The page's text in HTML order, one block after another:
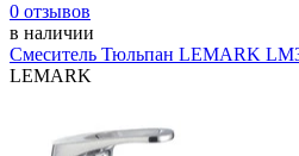
0 отзывов
в наличии
Смеситель Тюльпан LEMARK
LEMARK